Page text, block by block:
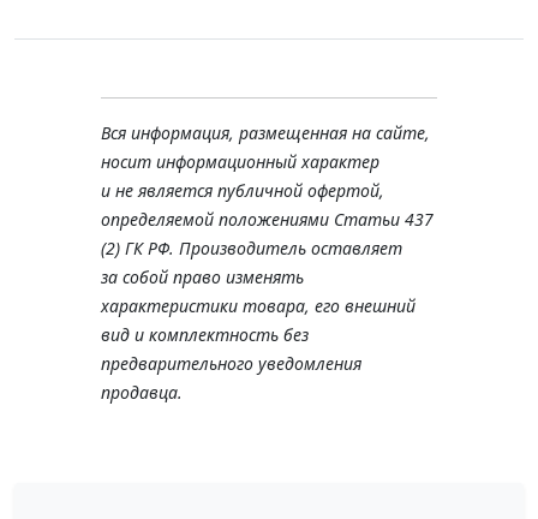
Вся информация, размещенная на сайте,
носит информационный характер
и не является публичной офертой,
определяемой положениями Статьи 437
(2) ГК РФ. Производитель оставляет
за собой право изменять
характеристики товара, его внешний
вид и комплектность без
предварительного уведомления
продавца.